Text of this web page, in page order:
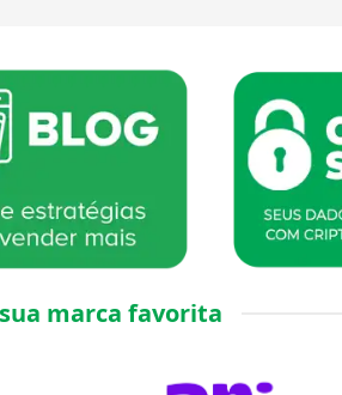
marca favorita